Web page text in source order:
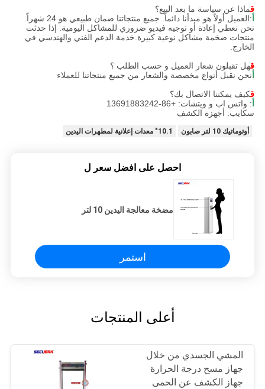
قماذا عن سياسة ما بعد البيع؟
أ
:العميل أولاً هو مبدأنا دائماً. جميع منتجاتنا ضمان طبيعي هو 24 شهراً.
نحن نعطي إعادة أو توجيه فيديو ضروري للمشاكل اليومية. إذا حدثت
منتجات ضخمة مشاكل نوعية كبيرة.خدمة الدعم الفني والهندسي في
الخارج.
قهل تقبلون شعار العميل و حسب الطلب ؟
أنحن نقبل أنواع مخصصة والشعار من جميع منتجاتنا للعملاء
قكيف يمكننا الاتصال بك؟
أ: واتس اب و ويتشات: +86-13691883242
سكايب: أجهزة الكشف
أوتوماتيك 10 لتر صابون 10.1" معدات إعلانية لمطهرات اليدين
احصل على افضل سعر ل
مضخة معالجة اليدين 10 لتر
استمر
أعلى المنتجات
المشي الجسدي من خلال
جهاز مسح درجة الحرارة
جهاز الكشف عن الحمى